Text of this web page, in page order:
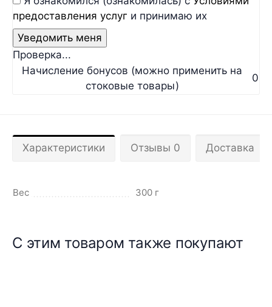
предоставления услуг и принимаю их
Проверка...
Начисление бонусов (можно применить на
стоковые товары)
0
Характеристики Отзывы 0 Доставка
Вес 300 г
С этим товаром также покупают